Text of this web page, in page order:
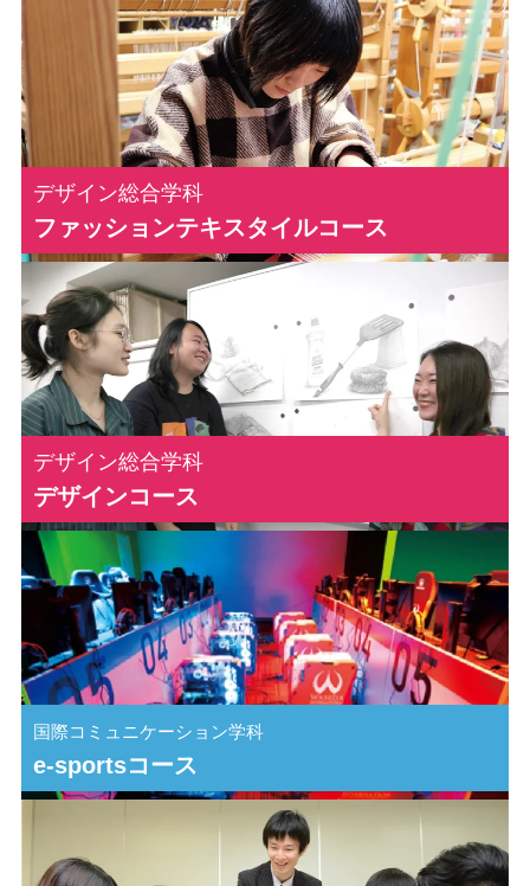
デザイン総合学科
ファッションテキスタイルコース
バ
ー
リ
ン
ク
デザイン総合学科
デザインコース
カ
バ
ー
リ
ン
ク
国際コミュニケーション学科
e-sportsコース
カ
ー
リ
ン
ク
バ